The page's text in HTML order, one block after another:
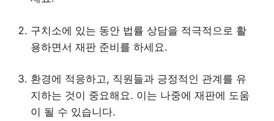
구치소에 있는 동안 법률 상담을 적극적으로 활
용하면서 재판 준비를 하세요.
환경에 적응하고, 직원들과 긍정적인 관계를 유
지하는 것이 중요해요. 이는 나중에 재판에 도움
이 될 수 있습니다.